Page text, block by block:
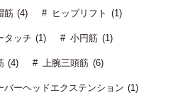
筋 (4) ヒップリフト (1)
タッチ (1) 小円筋 (1)
(4) 上腕三頭筋 (6)
バーヘッドエクステンション (1)